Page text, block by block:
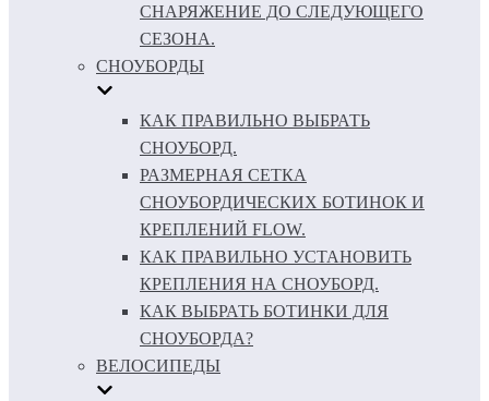
СНАРЯЖЕНИЕ ДО СЛЕДУЮЩЕГО
СЕЗОНА.
СНОУБОРДЫ
КАК ПРАВИЛЬНО ВЫБРАТЬ
СНОУБОРД.
РАЗМЕРНАЯ СЕТКА
СНОУБОРДИЧЕСКИХ БОТИНОК И
КРЕПЛЕНИЙ FLOW.
КАК ПРАВИЛЬНО УСТАНОВИТЬ
КРЕПЛЕНИЯ НА СНОУБОРД.
КАК ВЫБРАТЬ БОТИНКИ ДЛЯ
СНОУБОРДА?
ВЕЛОСИПЕДЫ